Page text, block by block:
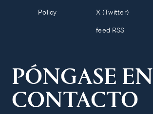
Policy
X (Twitter)
feed RSS
PÓNGASE EN
CONTACTO